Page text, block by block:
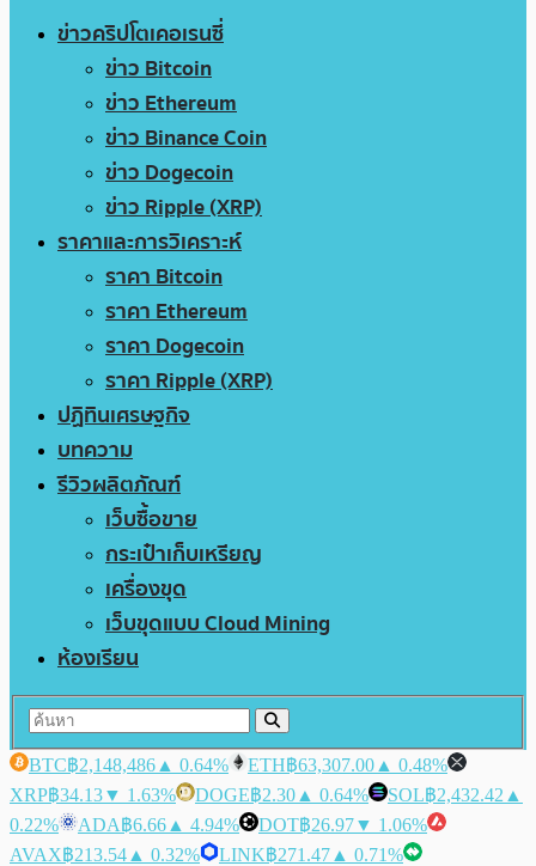
ข่าวคริปโตเคอเรนซี่
ข่าว Bitcoin
ข่าว Ethereum
ข่าว Binance Coin
ข่าว Dogecoin
ข่าว Ripple (XRP)
ราคาและการวิเคราะห์
ราคา Bitcoin
ราคา Ethereum
ราคา Dogecoin
ราคา Ripple (XRP)
ปฏิทินเศรษฐกิจ
บทความ
รีวิวผลิตภัณฑ์
เว็บซื้อขาย
กระเป๋าเก็บเหรียญ
เครื่องขุด
เว็บขุดแบบ Cloud Mining
ห้องเรียน
BTC฿2,148,486 ▲ 0.64% ETH฿63,307.00 ▲ 0.48%
XRP฿34.13▼ 1.63% DOGE฿2.30 ▲ 0.64% SOL฿2,432.42 ▲
0.22%
ADA฿6.66 ▲ 4.94% DOT฿26.97▼ 1.06%
AVAX฿213.54 ▲ 0.32% LINK฿271.47 ▲ 0.71%